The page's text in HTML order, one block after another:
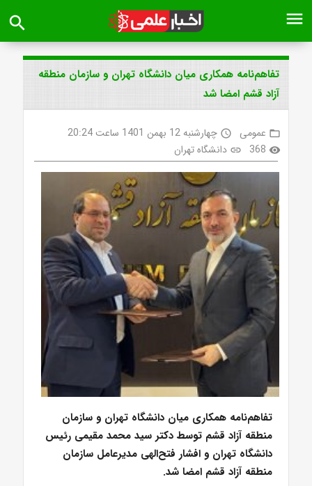
menu
search
تفاهم‌نامه همکاری میان دانشگاه تهران و سازمان منطقه
آزاد قشم امضا شد
folder_open عمومی access_time چهارشنبه 12 بهمن 1401 ساعت 20:24
visibility
368
link دانشگاه تهران
تفاهم‌نامه همکاری میان دانشگاه تهران و سازمان
منطقه آزاد قشم توسط دکتر سید محمد مقیمی رئیس
دانشگاه تهران و افشار فتح‌الهی مدیرعامل سازمان
منطقه آزاد قشم امضا شد.